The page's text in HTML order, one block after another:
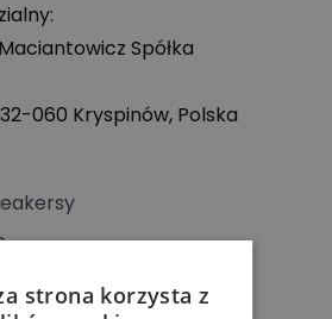
Spółka
060 Kryspinów, Polska
strona korzysta z